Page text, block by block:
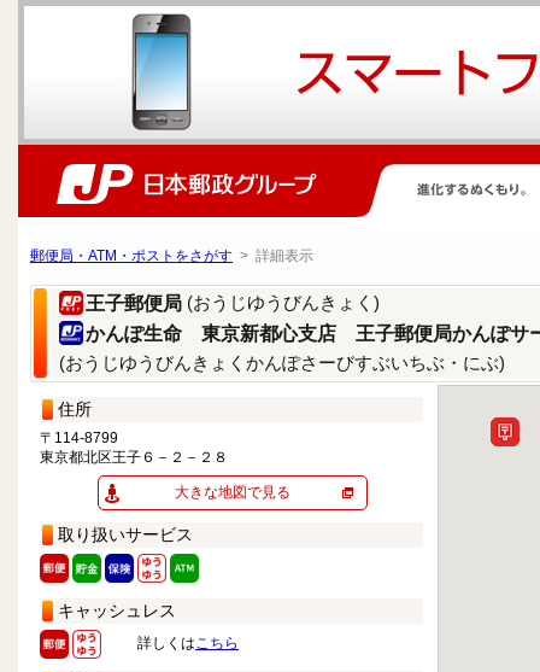
郵便局・ATM・ポストをさがす > 詳細表示
王子郵便局 (おうじゆうびんきょく)
かんぽ生命 東京新都心支店 王子郵便局かんぽサ
(おうじゆうびんきょくかんぽさーびすぶいちぶ・にぶ)
住所
〒114-8799
東京都北区王子６－２－２８
大きな地図で見る
取り扱いサービス
キャッシュレス
詳しくはこちら